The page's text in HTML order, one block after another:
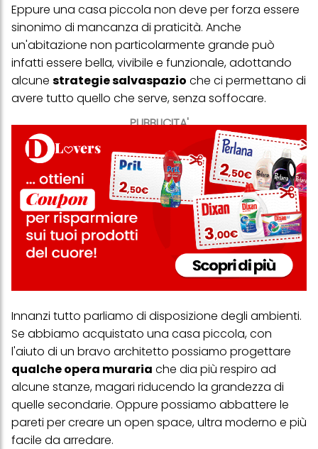
PUBBLICITA'
Eppure una casa piccola non deve per forza essere
sinonimo di mancanza di praticità. Anche
un'abitazione non particolarmente grande può
infatti essere bella, vivibile e funzionale, adottando
alcune strategie salvaspazio che ci permettano di
avere tutto quello che serve, senza soffocare.
Innanzi tutto parliamo di disposizione degli ambienti.
Se abbiamo acquistato una casa piccola, con
l'aiuto di un bravo architetto possiamo progettare
qualche opera muraria che dia più respiro ad
alcune stanze, magari riducendo la grandezza di
quelle secondarie. Oppure possiamo abbattere le
pareti per creare un open space, ultra moderno e più
facile da arredare.